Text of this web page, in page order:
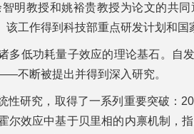
明教授和姚裕贵教授为论文的共
工作得到科技部重点研发计划和国
多低功耗量子效应的理论基石。
不断被提出并得到深入研究。
性研究，取得了一系列重要突破：
尔效应中基于贝里相的内禀机制，